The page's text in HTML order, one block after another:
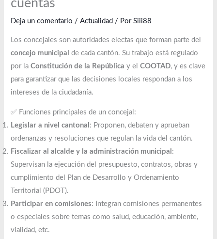
cuentas
Deja un comentario /Actualidad / PorSiii88
Los concejales son autoridades electas que forman parte del
concejo municipalde cada cantón. Su trabajo está regulado
por laConstitución de la República y elCOOTAD, y es clave
para garantizar que las decisiones locales respondan a los
intereses de la ciudadanía.
✅ Funciones principales de un concejal:
Legislar a nivel cantonal : Proponen, debaten y aprueban
ordenanzas y resoluciones que regulan la vida del cantón.
Fiscalizar al alcalde y la administración municipal :
Supervisan la ejecución del presupuesto, contratos, obras y
cumplimiento del Plan de Desarrollo y Ordenamiento
Territorial (PDOT).
Participar en comisiones: Integran comisiones permanentes
o especiales sobre temas como salud, educación, ambiente,
vialidad, etc.